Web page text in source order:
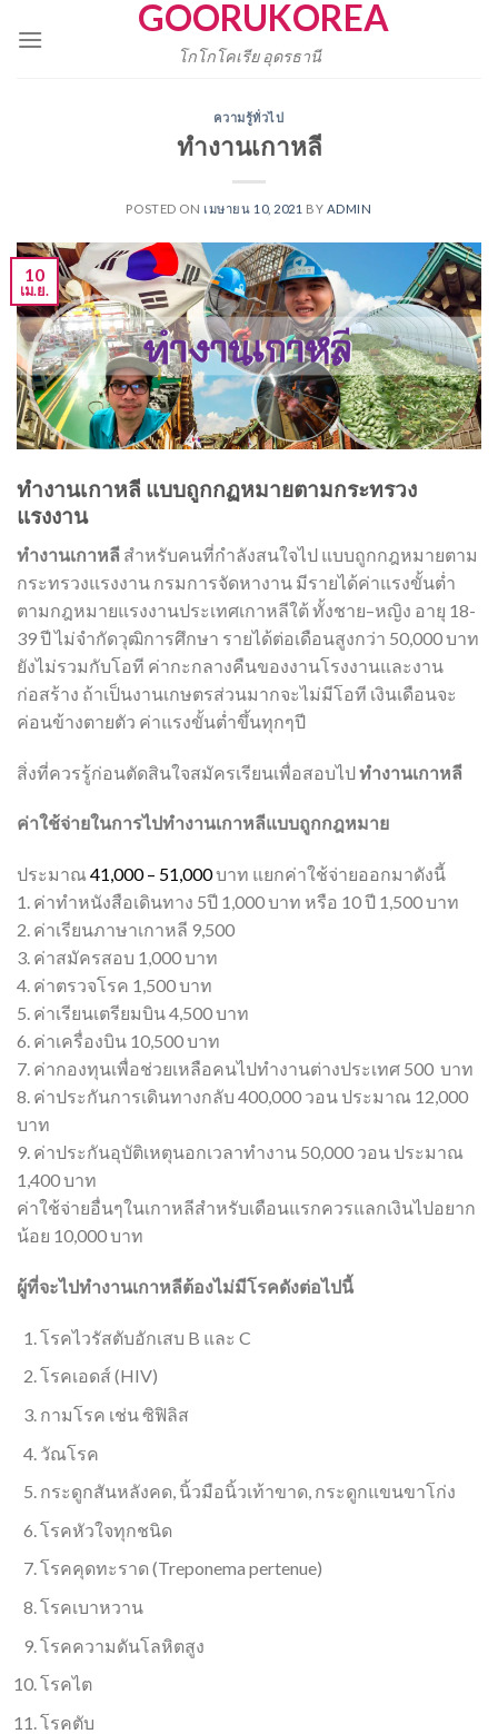
GOORUKOREA
โกโกโคเรีย อุดรธานี
ความรู้ทั่วไป
ทำงานเกาหลี
POSTED ON เมษายน 10, 2021 BY ADMIN
10
เม.ย.
ทำงานเกาหลี แบบถูกกฏหมายตามกระทรวง
แรงงาน
ทำงานเกาหลี สำหรับคนที่กำลังสนใจไป แบบถูกกฎหมายตาม
กระทรวงแรงงาน กรมการจัดหางาน มีรายได้ค่าแรงขั้นต่ำ
ตามกฎหมายแรงงานประเทศเกาหลีใต้ ทั้งชาย–หญิง อายุ 18-
39 ปี ไม่จำกัดวุฒิการศึกษา รายได้ต่อเดือนสูงกว่า 50,000บาท
ยังไม่รวมกับโอที ค่ากะกลางคืนของงานโรงงานและงาน
ก่อสร้าง ถ้าเป็นงานเกษตรส่วนมากจะไม่มีโอที เงินเดือนจะ
ค่อนข้างตายตัว ค่าแรงขั้นต่ำขึ้นทุกๆปี
สิ่งที่ควรรู้ก่อนตัดสินใจสมัครเรียนเพื่อสอบไปทำงานเกาหลี
ค่าใช้จ่ายในการไปทำงานเกาหลีแบบถูกกฎหมาย
ประมาณ41,000 – 51,000บาท แยกค่าใช้จ่ายออกมาดังนี้
1. ค่าทำหนังสือเดินทาง 5ปี 1,000 บาท หรือ 10 ปี 1,500 บาท
2. ค่าเรียนภาษาเกาหลี 9,500
3. ค่าสมัครสอบ 1,000 บาท
4. ค่าตรวจโรค 1,500 บาท
5. ค่าเรียนเตรียมบิน 4,500 บาท
6. ค่าเครื่องบิน 10,500 บาท
7. ค่ากองทุนเพื่อช่วยเหลือคนไปทำงานต่างประเทศ 500 บาท
8. ค่าประกันการเดินทางกลับ 400,000 วอน ประมาณ 12,000
บาท
9. ค่าประกันอุบัติเหตุนอกเวลาทำงาน 50,000 วอน ประมาณ
1,400 บาท
ค่าใช้จ่ายอื่นๆในเกาหลีสำหรับเดือนแรกควรแลกเงินไปอยาก
น้อย 10,000 บาท
ผู้ที่จะไปทำงานเกาหลีต้องไม่มีโรคดังต่อไปนี้
โรคไวรัสตับอักเสบ B และ C
โรคเอดส์ (HIV)
กามโรค เช่นซิฟิลิส
วัณโรค
กระดูกสันหลังคด, นิ้วมือนิ้วเท้าขาด, กระดูกแขนขาโก่ง
โรคหัวใจทุกชนิด
โรคคุดทะราด (Treponema pertenue)
โรคเบาหวาน
โรคความดันโลหิตสูง
โรคไต
โรคตับ